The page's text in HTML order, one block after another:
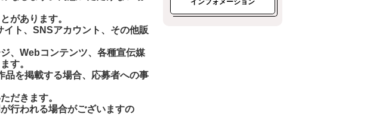
があります。
イト、SNSアカウント、その他販
、Webコンテンツ、各種宣伝媒
す。
品を掲載する場合、応募者への事
だきます。
行われる場合がございますの
インフォメーション